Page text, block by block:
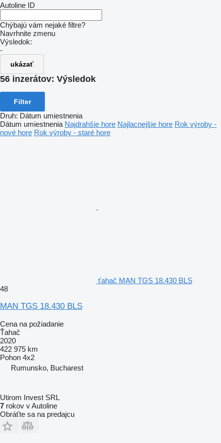
Autoline ID
Chýbajú vám nejaké filtre?
Navrhnite zmenu
Výsledok:
-
ukázať
56 inzerátov: Výsledok
Filter
Druh: Dátum umiestnenia
Dátum umiestnenia Najdrahšie hore Najlacnejšie hore Rok výroby -
nové hore Rok výroby - staré hore
ťahač MAN TGS 18.430 BLS
48
MAN TGS 18.430 BLS
Cena na požiadanie
Ťahač
2020
422 975 km
Pohon 4x2
Rumunsko, Bucharest
Utirom Invest SRL
7 rokov v Autoline
Obráťte sa na predajcu